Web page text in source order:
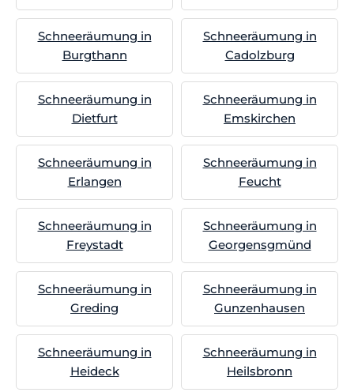
Schneeräumung in
Burgthann
Schneeräumung in
Cadolzburg
Schneeräumung in
Dietfurt
Schneeräumung in
Emskirchen
Schneeräumung in
Erlangen
Schneeräumung in
Feucht
Schneeräumung in
Freystadt
Schneeräumung in
Georgensgmünd
Schneeräumung in
Greding
Schneeräumung in
Gunzenhausen
Schneeräumung in
Heideck
Schneeräumung in
Heilsbronn